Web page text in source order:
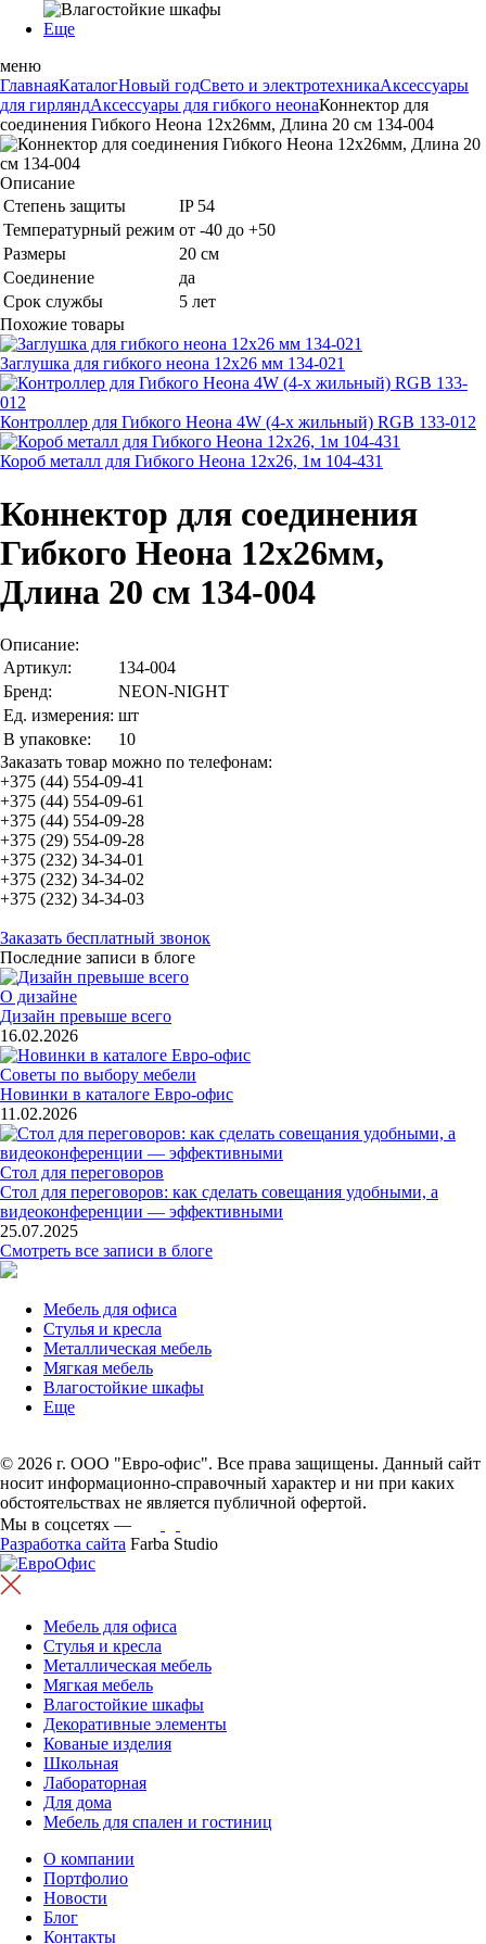
Еще
меню
ГлавнаяКаталогНовый годСвето и электротехникаАксессуары
для гирляндАксессуары для гибкого неонаКоннектор для
соединения Гибкого Неона 12х26мм, Длина 20 см 134-004
Описание
Степень защиты
IP 54
Температурный режим от -40 до +50
Размеры
20 см
Соединение
да
Срок службы
5 лет
Похожие товары
Заглушка для гибкого неона 12х26 мм 134-021
Контроллер для Гибкого Неона 4W (4-х жильный) RGB 133-012
Короб металл для Гибкого Неона 12х26, 1м 104-431
Коннектор для соединения
Гибкого Неона 12х26мм,
Длина 20 см 134-004
Описание:
Артикул:
134-004
Бренд:
NEON-NIGHT
Ед. измерения: шт
В упаковке:
10
Заказать товар можно по телефонам:
+375 (44) 554-09-41
+375 (44) 554-09-61
+375 (44) 554-09-28
+375 (29) 554-09-28
+375 (232) 34-34-01
+375 (232) 34-34-02
+375 (232) 34-34-03
Заказать бесплатный звонок
Последние записи в блоге
О дизайне
Дизайн превыше всего
16.02.2026
Советы по выбору мебели
Новинки в каталоге Евро-офис
11.02.2026
Стол для переговоров
Стол для переговоров: как сделать совещания удобными, а
видеоконференции — эффективными
25.07.2025
Смотреть все записи в блоге
Мебель для офиса
Стулья и кресла
Металлическая мебель
Мягкая мебель
Влагостойкие шкафы
Еще
© 2026 г. ООО "Евро-офис". Все права защищены. Данный сайт
носит информационно-справочный характер и ни при каких
обстоятельствах не является публичной офертой.
Мы в соцсетях —
Разработка сайта Farba Studio
Мебель для офиса
Стулья и кресла
Металлическая мебель
Мягкая мебель
Влагостойкие шкафы
Декоративные элементы
Кованые изделия
Школьная
Лабораторная
Для дома
Мебель для спален и гостиниц
О компании
Портфолио
Новости
Блог
Контакты